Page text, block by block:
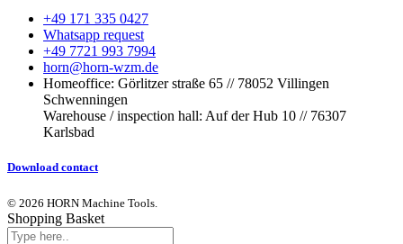
+49 171 335 0427
Whatsapp request
+49 7721 993 7994
horn@horn-wzm.de
Homeoffice: Görlitzer straße 65 // 78052 Villingen
Schwenningen
Warehouse / inspection hall: Auf der Hub 10 // 76307
Karlsbad
Download contact
© 2026 HORN Machine Tools.
Shopping Basket